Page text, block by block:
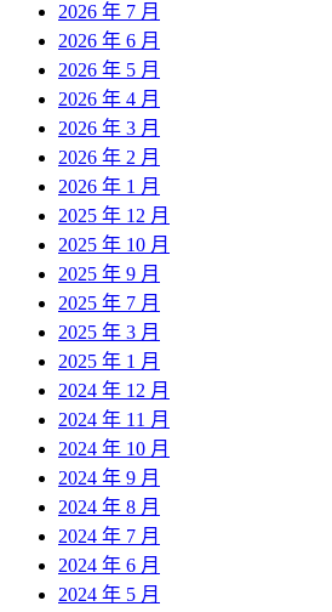
2026 年 7 月
2026 年 6 月
2026 年 5 月
2026 年 4 月
2026 年 3 月
2026 年 2 月
2026 年 1 月
2025 年 12 月
2025 年 10 月
2025 年 9 月
2025 年 7 月
2025 年 3 月
2025 年 1 月
2024 年 12 月
2024 年 11 月
2024 年 10 月
2024 年 9 月
2024 年 8 月
2024 年 7 月
2024 年 6 月
2024 年 5 月